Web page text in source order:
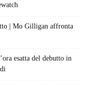
| Mo Gilligan affronta
esatta del debutto in